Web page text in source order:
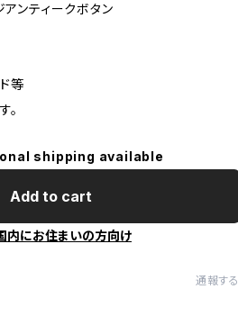
ンティークボタン
等
。
shipping available
Add to cart
内にお住まいの方向け
通報する